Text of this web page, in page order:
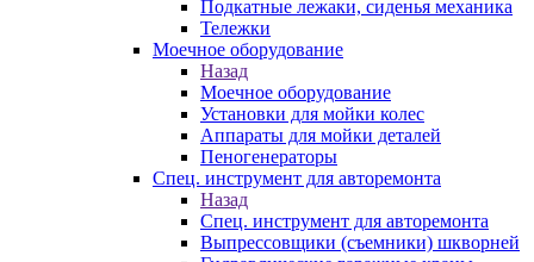
Подкатные лежаки, сиденья механика
Тележки
Моечное оборудование
Назад
Моечное оборудование
Установки для мойки колес
Аппараты для мойки деталей
Пеногенераторы
Спец. инструмент для авторемонта
Назад
Спец. инструмент для авторемонта
Выпрессовщики (съемники) шкворней